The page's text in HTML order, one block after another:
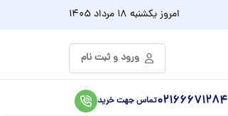
امروزیکشنبه 18 مرداد 1405
ورود و ثبت نام
02166671284تماس جهت خرید